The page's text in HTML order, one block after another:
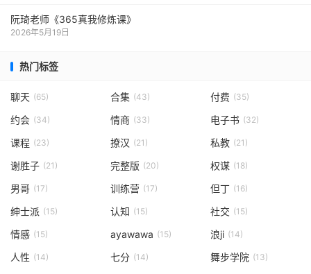
阮琦老师《365真我修炼课》
2026年5月19日
热门标签
聊天 (65) 合集 (43) 付费 (35)
约会 (34) 情商 (33) 电子书 (32)
课程 (23) 撩汉 (21) 私教 (21)
谢胜子 (21) 完整版 (20) 权谋 (18)
男哥 (17) 训练营 (17) 但丁 (16)
绅士派 (15) 认知 (15) 社交 (15)
情感 (15) ayawawa (15) 浪ji (14)
人性 (14) 七分 (14) 舞步学院 (13)